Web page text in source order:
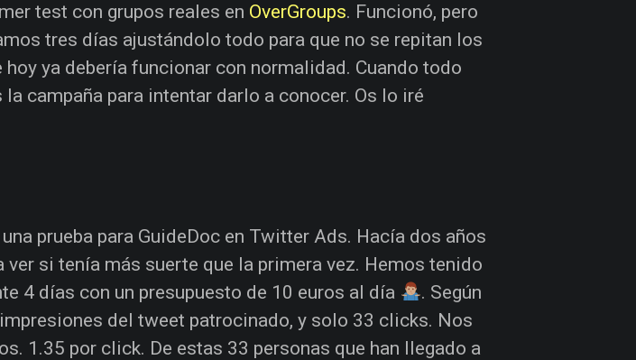
test con grupos reales en OverGroups. Funcionó, pero
tres días ajustándolo todo para que no se repitan los
ya debería funcionar con normalidad. Cuando todo
campaña para intentar darlo a conocer. Os lo iré
prueba para GuideDoc en Twitter Ads. Hacía dos años
ver si tenía más suerte que la primera vez. Hemos tenido
4 días con un presupuesto de 10 euros al día
. Según
del tweet patrocinado, y solo 33 clicks. Nos
1.35 por click. De estas 33 personas que han llegado a